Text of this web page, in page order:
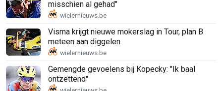
misschien al gehad"
Visma krijgt nieuwe mokerslag in Tour, plan B
meteen aan diggelen
Gemengde gevoelens bij Kopecky: "Ik baal
ontzettend"